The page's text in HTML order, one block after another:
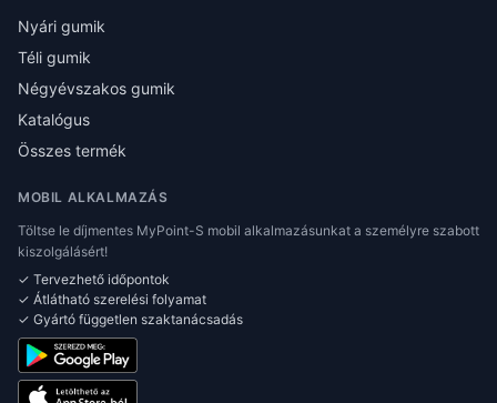
Nyári gumik
Téli gumik
Négyévszakos gumik
Katalógus
Összes termék
MOBIL ALKALMAZÁS
Töltse le díjmentes MyPoint-S mobil alkalmazásunkat a személyre szabott
kiszolgálásért!
✓ Tervezhető időpontok
✓ Átlátható szerelési folyamat
✓ Gyártó független szaktanácsadás